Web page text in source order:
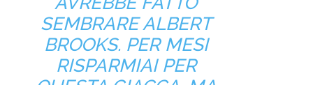
SEMBRARE ALBERT
BROOKS. PER MESI
RISPARMIAI PER